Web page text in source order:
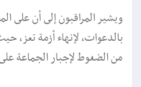
ويشير المراقبون إلى أن على
بالدعوات، لإنهاء أزمة تعز،
من الضغوط لإجبار الجماعة